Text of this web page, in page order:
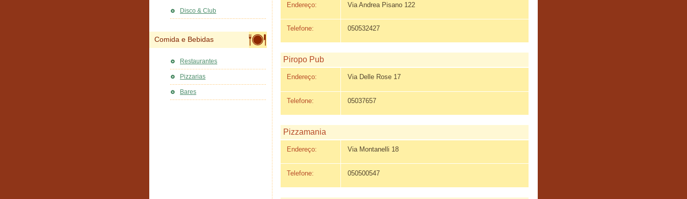
Endereço: Via Andrea Pisano 122
Telefone: 050532427
Piropo Pub
Endereço: Via Delle Rose 17
Telefone: 05037657
Pizzamania
Endereço: Via Montanelli 18
Telefone: 050500547
Disco & Club
Comida e Bebidas
Restaurantes
Pizzarias
Bares